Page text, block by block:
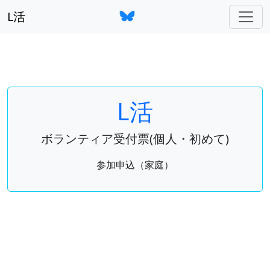
L活
L活
ボランティア受付票(個人・初めて)
参加申込（家庭）